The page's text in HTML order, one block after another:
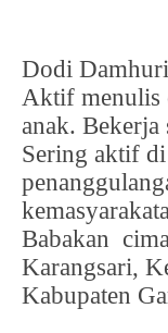
Dodi Damhuri
Aktif menulis
anak. Bekerja
Sering aktif
Babakan
Karangsari,
Kabupaten